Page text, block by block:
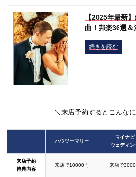
【2025年最新
曲！邦楽36選＆
続きを読む
＼来店予約するとこんな
ハウツーマリー
マイナビ
ウェディン
来店予約
特典内容
来店で10000円 来店で3000